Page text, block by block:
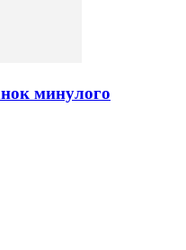
минулого